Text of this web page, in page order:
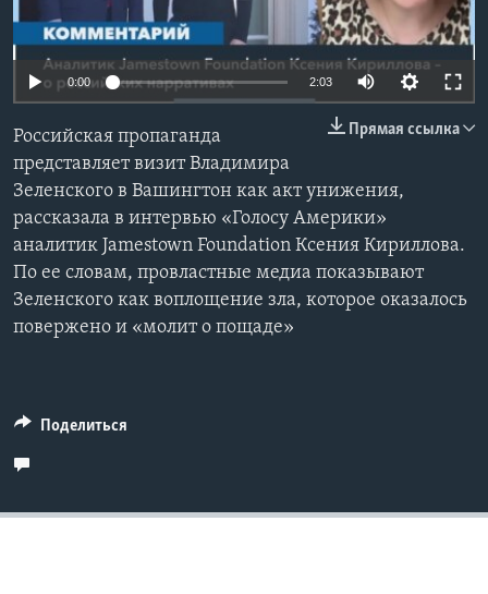
Learning English
Языки
0:00 2:03
480p
1080p
Прямая ссылка
Российская пропаганда
представляет визит Владимира
Зеленского в Вашингтон как акт унижения,
рассказала в интервью «Голосу Америки»
аналитик Jamestown Foundation Ксения Кириллова.
По ее словам, провластные медиа показывают
Зеленского как воплощение зла, которое оказалось
повержено и «молит о пощаде»
Поделиться